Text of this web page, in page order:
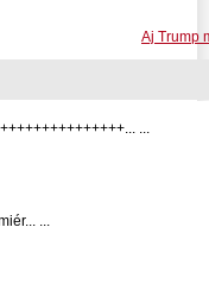
Aj Trump
...
...